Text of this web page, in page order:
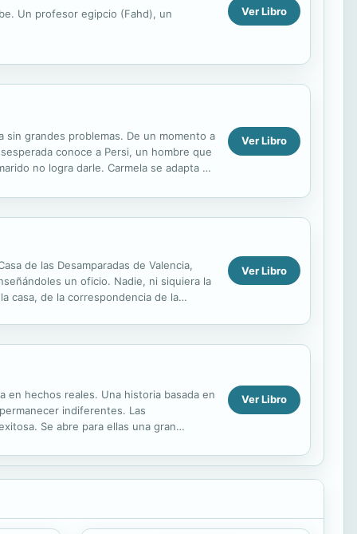
Un profesor egipcio (Fahd), un Ver Libro
sin grandes problemas. De un momento a
conoce a Persi, un hombre que
no logra darle. Carmela se adapta a
Ver Libro
de las Desamparadas de Valencia,
un oficio. Nadie, ni siquiera la
casa, de la correspondencia de la
Ver Libro
en hechos reales. Una historia basada en
indiferentes. Las
Se abre para ellas una gran
Ver Libro